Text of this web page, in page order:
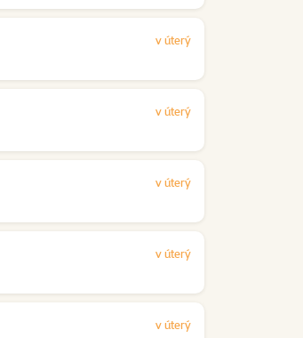
v úterý
v úterý
v úterý
v úterý
v úterý